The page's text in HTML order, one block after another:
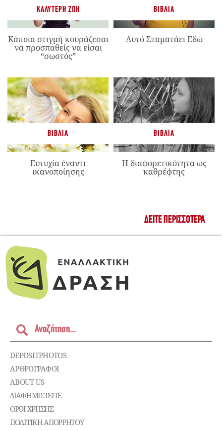
ΚΑΛΎΤΕΡΗ ΖΩΉ
Κάποια στιγμή κουράζεσαι
να προσπαθείς να είσαι
“σωστός”
ΒΙΒΛΊΑ
Αυτό Σταματάει Εδώ
ΒΙΒΛΊΑ
Ευτυχία έναντι
ικανοποίησης
ΒΙΒΛΊΑ
Η διαφορετικότητα ως
καθρέφτης
ΔΕΊΤΕ ΠΕΡΙΣΣΌΤΕΡΑ
DEPOSITPHOTOS
ΑΡΘΡΟΓΡΑΦΟΙ
ABOUT US
ΔΙΑΦΗΜΙΣΤΕΊΤΕ
ΌΡΟΙ ΧΡΉΣΗΣ
ΠΟΛΙΤΙΚΉ ΑΠΟΡΡΉΤΟΥ